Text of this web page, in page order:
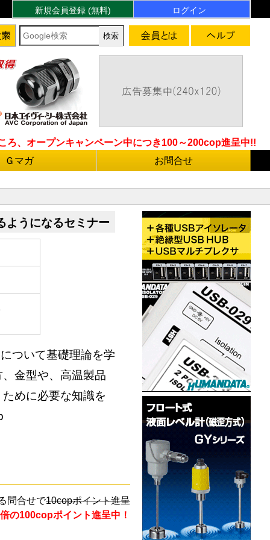
ログイン
新規会員登録 (無料)
ろ、オープンキャンペーン中につき100～200cop進呈中!!
Ｇマガ
お問合せ
うになるセミナー
ついて基礎理論を学
金型や、高温製品
めに必要な知識を
問合せで10copポイント進呈
の100copポイント進呈中！